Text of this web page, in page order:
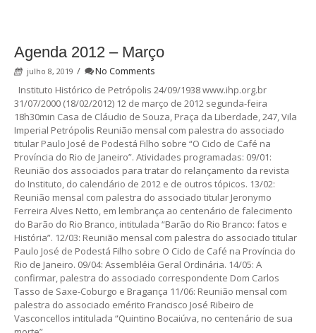
Agenda 2012 – Março
julho 8, 2019 /
No Comments
Instituto Histórico de Petrópolis 24/09/1938 www.ihp.org.br
31/07/2000 (18/02/2012) 12 de março de 2012 segunda-feira
18h30min Casa de Cláudio de Souza, Praça da Liberdade, 247, Vila
Imperial Petrópolis Reunião mensal com palestra do associado
titular Paulo José de Podestá Filho sobre “O Ciclo de Café na
Província do Rio de Janeiro”. Atividades programadas: 09/01:
Reunião dos associados para tratar do relançamento da revista
do Instituto, do calendário de 2012 e de outros tópicos. 13/02:
Reunião mensal com palestra do associado titular Jeronymo
Ferreira Alves Netto, em lembrança ao centenário de falecimento
do Barão do Rio Branco, intitulada “Barão do Rio Branco: fatos e
História”. 12/03: Reunião mensal com palestra do associado titular
Paulo José de Podestá Filho sobre O Ciclo de Café na Província do
Rio de Janeiro. 09/04: Assembléia Geral Ordinária. 14/05: A
confirmar, palestra do associado correspondente Dom Carlos
Tasso de Saxe-Coburgo e Bragança 11/06: Reunião mensal com
palestra do associado emérito Francisco José Ribeiro de
Vasconcellos intitulada “Quintino Bocaiúva, no centenário de sua